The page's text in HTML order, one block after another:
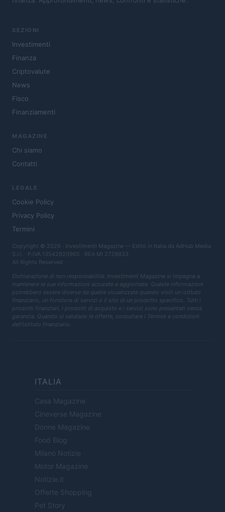
SEZIONI
Investimenti
Finanza
Criptovalute
News
Fisco
Finanziamenti
MAGAZINE
Chi siamo
Contatti
LEGALE
Cookie Policy
Privacy Policy
Termini
Copyright © 2026 · Investimenti Magazine — Edito in Italia da AdHub Media
S.r.l. · P.IVA 13542920965 · REA MI 2729933
All Rights Reserved
Dichiarazione di non responsabilità: Investimenti Magazine si impegna a
mantenere le sue informazioni accurate e aggiornate. Queste informazioni
potrebbero essere diverse da quelle visualizzate quando visiti un istituto
finanziario, un fornitore di servizi o il sito di un prodotto specifico. Tutti i
prodotti finanziari, i prodotti di acquisto e i servizi sono presentati senza
garanzia. Quando si valutano le offerte, consultare i Termini e condizioni
dell'istituto finanziario.
ITALIA
Casa Magazine
Cineverse Magazine
Donne Magazine
Food Blog
Milano Notizie
Motor Magazine
Notizie.it
Offerte Shopping
Pet Story